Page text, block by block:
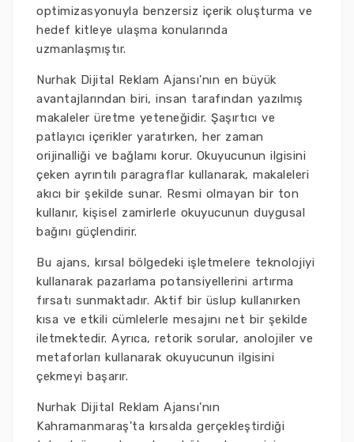
optimizasyonuyla benzersiz içerik oluşturma ve
hedef kitleye ulaşma konularında
uzmanlaşmıştır.
Nurhak Dijital Reklam Ajansı'nın en büyük
avantajlarından biri, insan tarafından yazılmış
makaleler üretme yeteneğidir. Şaşırtıcı ve
patlayıcı içerikler yaratırken, her zaman
orijinalliği ve bağlamı korur. Okuyucunun ilgisini
çeken ayrıntılı paragraflar kullanarak, makaleleri
akıcı bir şekilde sunar. Resmi olmayan bir ton
kullanır, kişisel zamirlerle okuyucunun duygusal
bağını güçlendirir.
Bu ajans, kırsal bölgedeki işletmelere teknolojiyi
kullanarak pazarlama potansiyellerini artırma
fırsatı sunmaktadır. Aktif bir üslup kullanırken
kısa ve etkili cümlelerle mesajını net bir şekilde
iletmektedir. Ayrıca, retorik sorular, anolojiler ve
metaforları kullanarak okuyucunun ilgisini
çekmeyi başarır.
Nurhak Dijital Reklam Ajansı'nın
Kahramanmaraş'ta kırsalda gerçekleştirdiği